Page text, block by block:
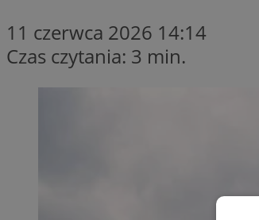
11 czerwca 2026 14:14
Czas czytania: 3 min.